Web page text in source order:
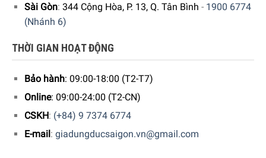
Bình Lọc Nước Brita Marella Cool 2.4L
Blue“đang được bày bán tại hệ thống Showroom cửa
hàngGia Dụng Đức Sài Gòntrên toàn quốc. Quý vị hãy gọi
điện trực tiếp vàoHotline:1900 6774hoặc 0346996774
Sài Gòn: 344 Cộng Hòa, P. 13, Q. Tân Bình - 1900 6774
(Nhánh 6)
THỜI GIAN HOẠT ĐỘNG
Bảo hành: 09:00-18:00 (T2-T7)
Online: 09:00-24:00 (T2-CN)
CSKH: (+84) 9 7374 6774
E-mail : giadungducsaigon.vn@gmail.com